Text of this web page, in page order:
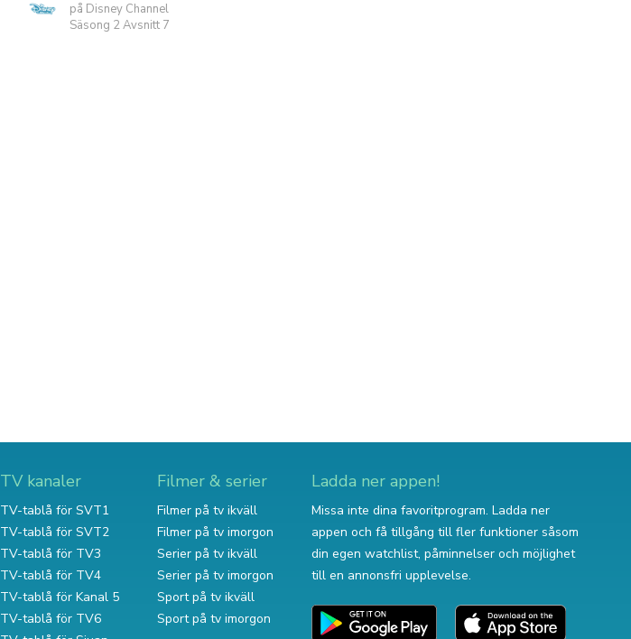
på Disney Channel
Säsong 2 Avsnitt 7
TV kanaler
TV-tablå för SVT1
TV-tablå för SVT2
TV-tablå för TV3
TV-tablå för TV4
TV-tablå för Kanal 5
TV-tablå för TV6
Filmer & serier
Filmer på tv ikväll
Filmer på tv imorgon
Serier på tv ikväll
Serier på tv imorgon
Sport på tv ikväll
Sport på tv imorgon
Ladda ner appen!
Missa inte dina favoritprogram. Ladda ner
appen och få tillgång till fler funktioner såsom
din egen watchlist, påminnelser och möjlighet
till en annonsfri upplevelse.